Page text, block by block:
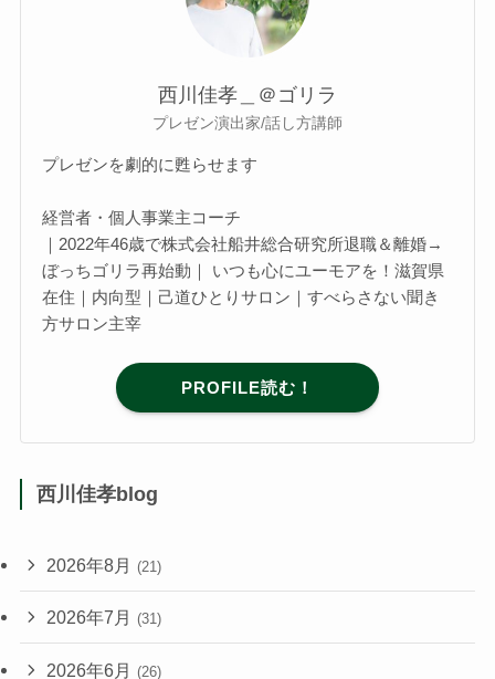
西川佳孝＿＠ゴリラ
プレゼン演出家/話し方講師
プレゼンを劇的に甦らせます
経営者・個人事業主コーチ
｜2022年46歳で株式会社船井総合研究所退職＆離婚→
ぼっちゴリラ再始動｜ いつも心にユーモアを！滋賀県
在住｜内向型｜己道ひとりサロン｜すべらさない聞き
方サロン主宰
PROFILE読む！
西川佳孝blog
2026年8月 (21)
2026年7月 (31)
2026年6月 (26)